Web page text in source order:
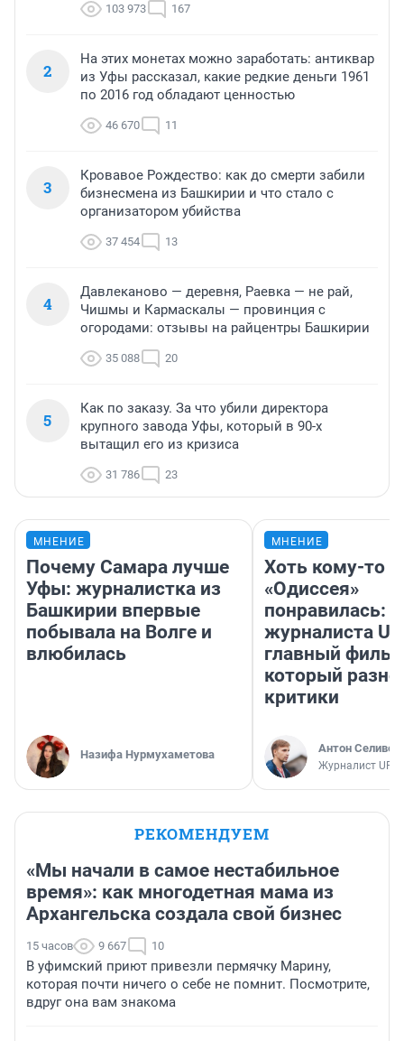
103 973 167
2
На этих монетах можно заработать: антиквар
из Уфы рассказал, какие редкие деньги 1961
по 2016 год обладают ценностью
46 670 11
3
Кровавое Рождество: как до смерти забили
бизнесмена из Башкирии и что стало с
организатором убийства
37 454 13
4
Давлеканово — деревня, Раевка — не рай,
Чишмы и Кармаскалы — провинция с
огородами: отзывы на райцентры Башкирии
35 088 20
5
Как по заказу. За что убили директора
крупного завода Уфы, который в 90-х
вытащил его из кризиса
31 786 23
МНЕНИЕ
Почему Самара лучше
Уфы: журналистка из
Башкирии впервые
побывала на Волге и
влюбилась
Назифа Нурмухаметова
МНЕНИЕ
Хоть кому-то
«Одиссея»
понравилась:
журналиста
главный
который
критики
Антон
Журналист
РЕКОМЕНДУЕМ
«Мы начали в самое нестабильное
время»: как многодетная мама из
Архангельска создала свой бизнес
15 часов 9 667 10
В уфимский приют привезли пермячку Марину,
которая почти ничего о себе не помнит. Посмотрите,
вдруг она вам знакома